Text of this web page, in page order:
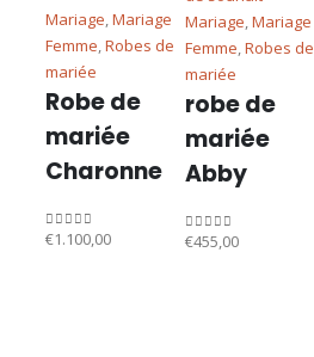
Mariage,Mariage
Femme,Robes de
mariée
Robe de
mariée
Charonne
0sur 5
€1.100,00
Mariage,Mariage
Femme,Robes de
mariée
robe de
mariée
Abby
0sur 5
€455,00